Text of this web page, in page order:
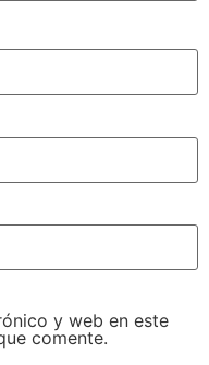
y web en este
comente.